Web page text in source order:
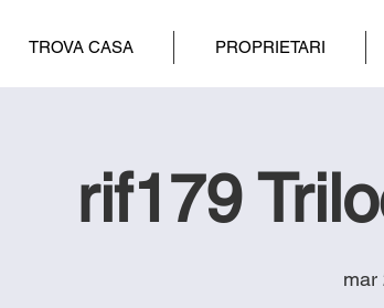
TROVA CASA PROPRIETARI
rif179
mar